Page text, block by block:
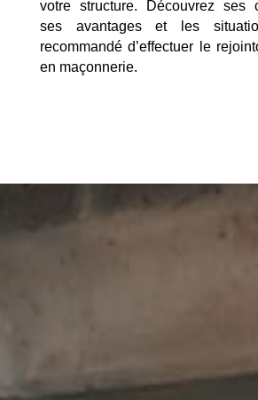
votre structure. Découvrez ses
ses avantages et les
recommandé d’effectuer le
en maçonnerie.